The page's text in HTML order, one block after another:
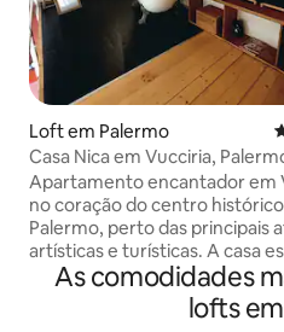
Loft em Palermo
Casa Nica em Vucciria,
Apartamento encantador em
no coração do centro
Palermo, perto das principais
artísticas e turísticas. A casa
equipada com todos os
também é adequada para
inteligente. Encontrará: um
As comodidades
lofts